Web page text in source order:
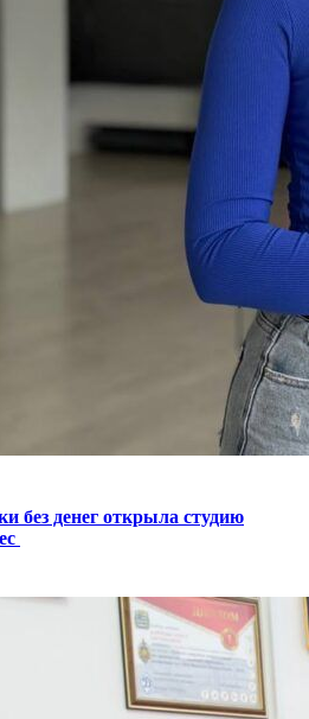
без денег открыла студию